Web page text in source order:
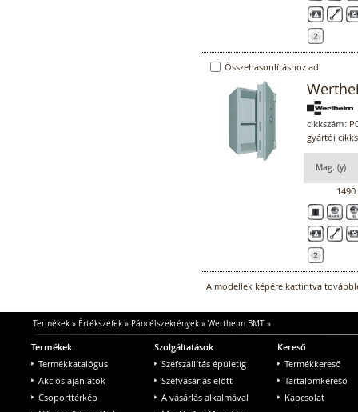
Összehasonlításhoz ad
cikkszám:
gyártói
Mag. (y)
1490
A modellek képére kattintva
Termékek» Értékszéfek» Páncélszekrények» Wertheim BMT»
Termékek
Termékkatalógus
Akciós ajánlatok
Csoporttérkép
Szolgáltatások
Széfszállítás épületig
Széfvásárlás előtt
A vásárlás alkalmával
Kereső
Termékkereső
Tartalomkereső
Kapcsolat